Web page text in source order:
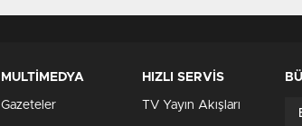
MULTİMEDYA
Gazeteler
HIZLI SERVİS
TV Yayın Akışları